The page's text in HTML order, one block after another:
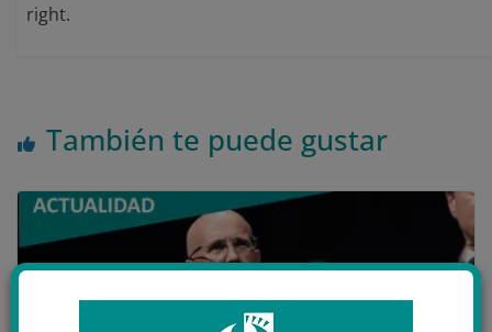
right.
También te puede gustar